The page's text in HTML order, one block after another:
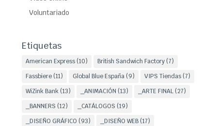
Voluntariado
Etiquetas
American Express(10) British Sandwich Factory(7)
Fassbiere(11) Global Blue España(9) VIPS Tiendas(7)
WiZink Bank(13) _ANIMACIÓN (13) _ARTE FINAL(27)
_BANNERS (12) _CATÁLOGOS (19)
_DISEÑO GRÁFICO (93) _DISEÑO WEB(17)